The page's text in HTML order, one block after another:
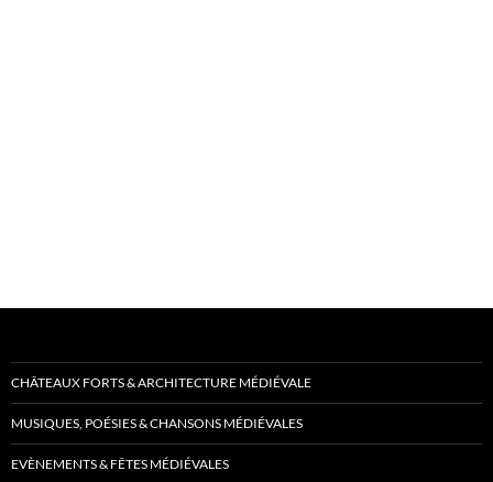
CHÂTEAUX FORTS & ARCHITECTURE MÉDIÉVALE
MUSIQUES, POÉSIES & CHANSONS MÉDIÉVALES
EVÈNEMENTS & FÊTES MÉDIÉVALES